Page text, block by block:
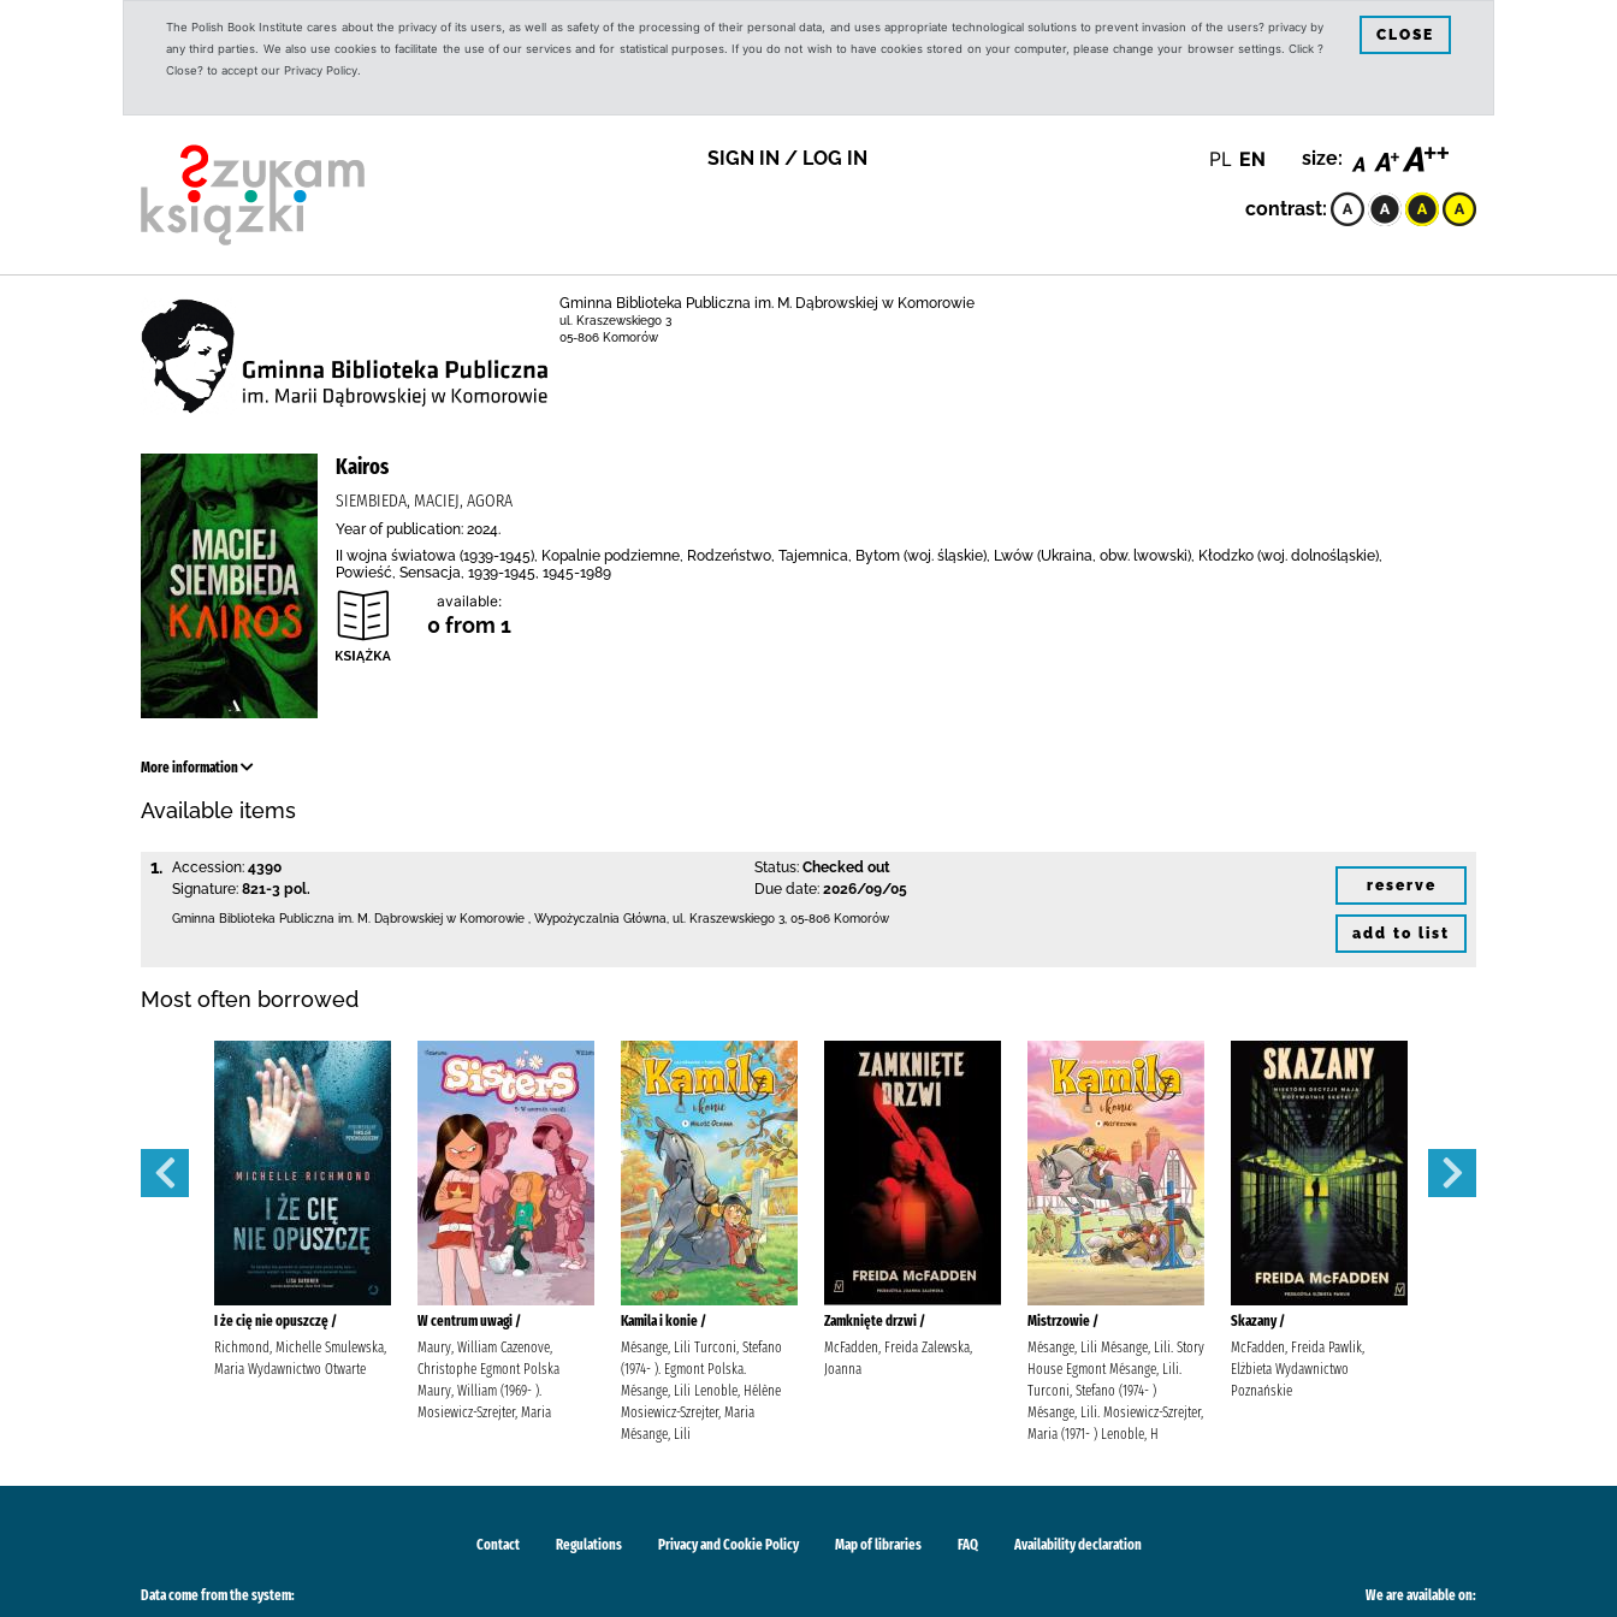
The Polish Book Institute cares about the privacy of its users, as well as safety of the processing of their personal data, and uses appropriate technological solutions to prevent invasion of the users? privacy by
any third parties. We also use cookies to facilitate the use of our services and for statistical purposes. If you do not wish to have cookies stored on your computer, please change your browser settings. Click ?
Close? to accept our Privacy Policy.
CLOSE
SIGN IN / LOG IN PL EN size:
contrast:
Gminna Biblioteka Publiczna im. M. Dąbrowskiej w Komorowie
ul. Kraszewskiego 3
05-806 Komorów
Kairos
SIEMBIEDA, MACIEJ, AGORA
Year of publication: 2024.
II wojna światowa (1939-1945), Kopalnie podziemne, Rodzeństwo, Tajemnica, Bytom (woj. śląskie), Lwów (Ukraina, obw. lwowski), Kłodzko (woj. dolnośląskie),
Powieść, Sensacja, 1939-1945, 1945-1989
available:
0 from 1
More information
Available items
1. Accession: 4390
Signature: 821-3 pol.
Status: Checked out
Due date: 2026/09/05
Gminna Biblioteka Publiczna im. M. Dąbrowskiej w Komorowie Wypożyczalnia Główna, ul. Kraszewskiego 3 05-806 Komorów
reserve
add to list
Most often borrowed
I że cię nie opuszczę /
Richmond, Michelle Smulewska,
Maria Wydawnictwo Otwarte
W centrum uwagi /
Maury, William Cazenove,
Christophe Egmont Polska
Maury, William (1969- ).
Mosiewicz-Szrejter, Maria
Kamila i konie /
Mésange, Lili Turconi, Stefano
(1974- ). Egmont Polska.
Mésange, Lili Lenoble, Hélène
Mosiewicz-Szrejter, Maria
Mésange, Lili
Zamknięte drzwi /
McFadden, Freida Zalewska,
Joanna
Mistrzowie /
Mésange, Lili Mésange, Lili. Story
House Egmont Mésange, Lili.
Turconi, Stefano (1974- )
Mésange, Lili. Mosiewicz-Szrejter,
Maria (1971- ) Lenoble, H
Skazany /
McFadden, Freida Pawlik,
Elżbieta Wydawnictwo
Poznańskie
Contact Regulations Privacy and Cookie Policy Map of libraries FAQ Availability declaration
Data come from the system: We are available on: